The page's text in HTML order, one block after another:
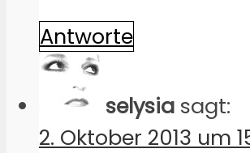
Antworte
selysia sagt:
2. Oktober 2013 um